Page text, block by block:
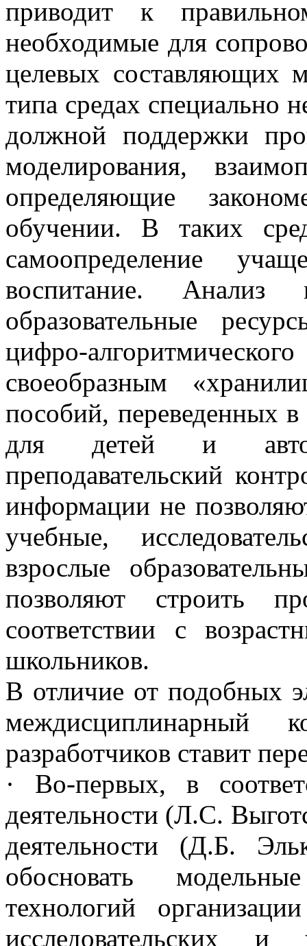
приводит к
необходимые для
целевых составляющих
типа средах специально
должной поддержки
моделирования,
определяющие
обучении. В таких
самоопределение
воспитание. Анализ
образовательные
цифро-
своеобразным
пособий, переведенных
для детей и
преподавательский
информации не
учебные,
взрослые
позволяют строить
соответствии с
школьников.
В отличие от подобных
междисциплинарный
разработчиков ставит
· Во-первых, в
деятельности (Л.С.
деятельности (Д.Б.
обосновать
технологий
исследовательских и